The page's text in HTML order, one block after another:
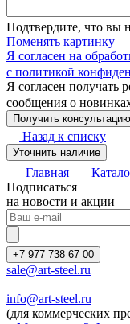
Подтвердите, что вы
Поменять картинку
Я согласен на
с политикой
Я согласен
сообщения о
Назад к списку
Уточнить наличие
Главная
Подписаться
на новости и акции
+7 977 738 67 00
sale@art-steel.ru
info@art-steel.ru
(для коммерческих